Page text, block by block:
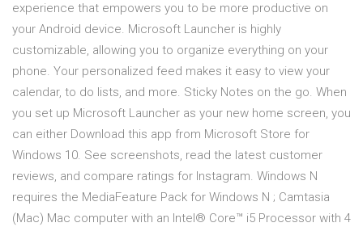
experience that empowers you to be more productive on
your Android device. Microsoft Launcher is highly
customizable, allowing you to organize everything on your
phone. Your personalized feed makes it easy to view your
calendar, to do lists, and more. Sticky Notes on the go. When
you set up Microsoft Launcher as your new home screen, you
can either Download this app from Microsoft Store for
Windows 10. See screenshots, read the latest customer
reviews, and compare ratings for Instagram. Windows N
requires the MediaFeature Pack for Windows N ; Camtasia
(Mac) Mac computer with an Intel® Core™ i5 Processor with 4